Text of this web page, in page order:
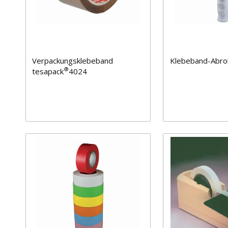
Verpackungsklebeband
tesapack®4024
Klebeband-